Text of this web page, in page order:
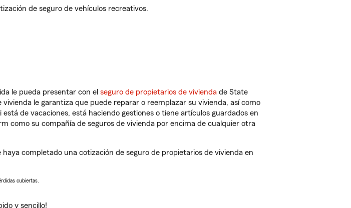
de seguro de vehículos recreativos.
le pueda presentar con el seguro de propietarios de vivienda de State
vivienda le garantiza que puede reparar o reemplazar su vivienda, así como
de vacaciones, está haciendo gestiones o tiene artículos guardados en
como su compañía de seguros de vivienda por encima de cualquier otra
completado una cotización de seguro de propietarios de vivienda en
cubiertas.
y sencillo!